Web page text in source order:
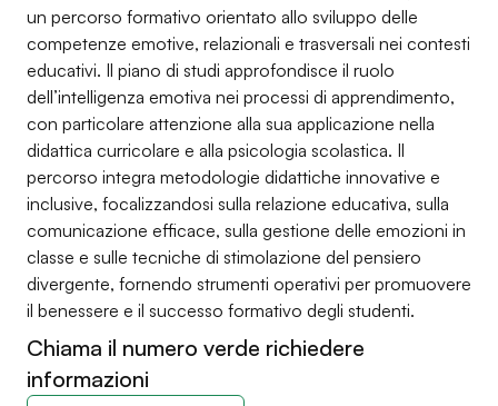
un percorso formativo orientato allo sviluppo delle
competenze emotive, relazionali e trasversali nei contesti
educativi. Il piano di studi approfondisce il ruolo
dell’intelligenza emotiva nei processi di apprendimento,
con particolare attenzione alla sua applicazione nella
didattica curricolare e alla psicologia scolastica. Il
percorso integra metodologie didattiche innovative e
inclusive, focalizzandosi sulla relazione educativa, sulla
comunicazione efficace, sulla gestione delle emozioni in
classe e sulle tecniche di stimolazione del pensiero
divergente, fornendo strumenti operativi per promuovere
il benessere e il successo formativo degli studenti.
Chiama il numero verde richiedere
informazioni